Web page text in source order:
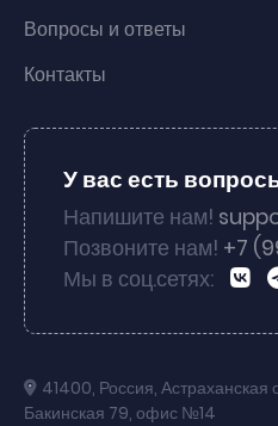
Вопросы и ответы
Контакты
У вас есть
Напишите нам!
Позвоните нам! +7
Мы в соц.сетях:
41400, Россия, Астраханская
Бакинская 79, офис №14